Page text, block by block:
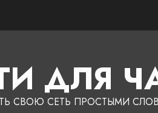
ДЛЯ
СВОЮ СЕТЬ ПРОСТЫМИ